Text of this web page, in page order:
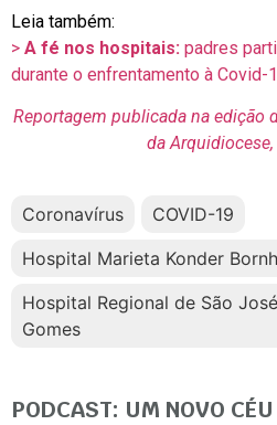
Leia também:
> A fé nos hospitais: padres
durante o enfrentamento à Covid-
Reportagem publicada na edição
da
Coronavírus
COVID-19
Hospital Marieta Konder
Hospital Regional de São
Gomes
PODCAST: UM NOVO